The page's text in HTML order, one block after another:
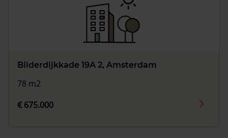
Bilderdijkkade 19A 2, Amsterdam
78 m2
€ 675.000